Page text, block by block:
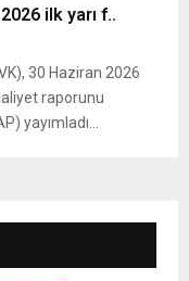
ilk yarı f..
30 Haziran 2026
raporunu
yayımladı...